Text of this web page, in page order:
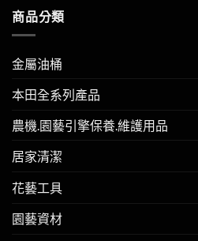
商品分類
金屬油桶
本田全系列產品
農機.園藝引擎保養.維護用品
居家清潔
花藝工具
園藝資材